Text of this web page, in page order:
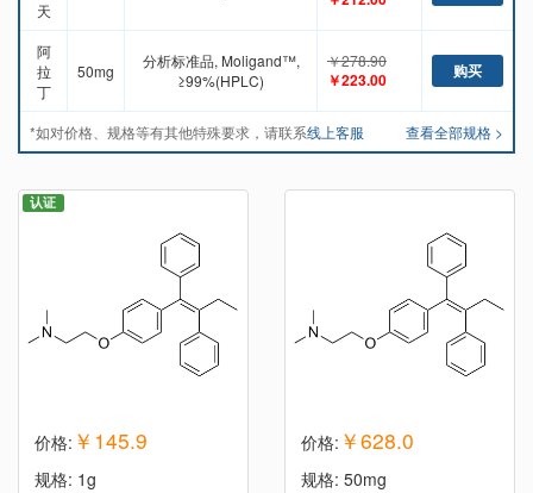
天
阿
拉
丁
50mg
分析标准品, Moligand™,
≥99%(HPLC)
￥278.90
￥223.00 购买
*如对价格、规格等有其他特殊要求，请联系线上客服 查看全部规格 >
认证
价格: ￥145.9
规格: 1g
价格: ￥628.0
规格: 50mg